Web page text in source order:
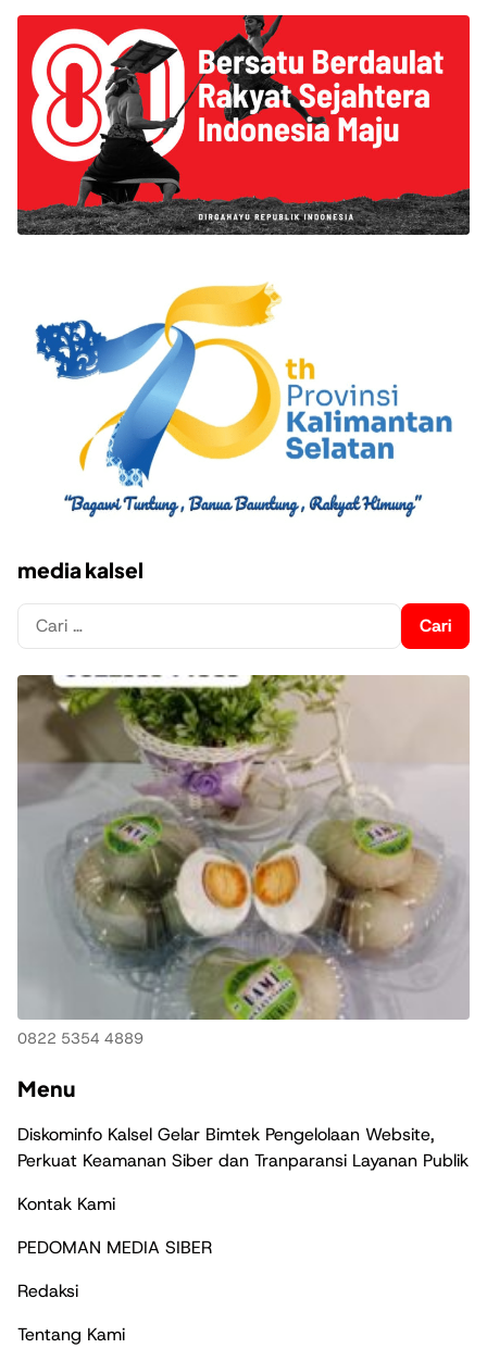
media kalsel
Cari
untuk:
0822 5354 4889
Menu
Diskominfo Kalsel Gelar Bimtek Pengelolaan Website,
Perkuat Keamanan Siber dan Tranparansi Layanan Publik
Kontak Kami
PEDOMAN MEDIA SIBER
Redaksi
Tentang Kami